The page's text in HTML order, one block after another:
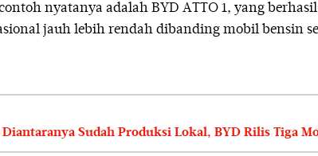
nyatanya adalah BYD ATTO 1, yang
jauh lebih rendah dibanding mobil bensin
Diantaranya Sudah Produksi Lokal, BYD Rilis Tiga